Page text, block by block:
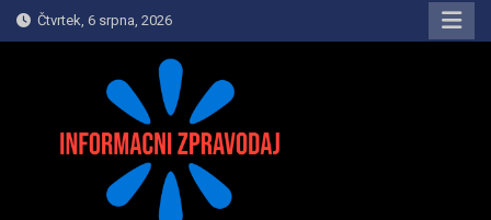
Skip
to
Čtvrtek, 6 srpna, 2026